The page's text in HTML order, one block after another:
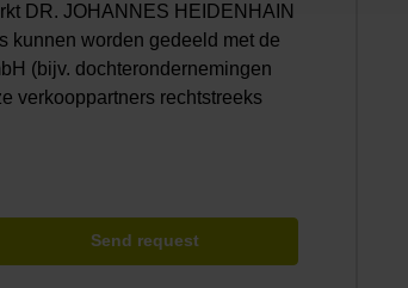
DR. JOHANNES HEIDENHAIN
kunnen worden gedeeld met de
(bijv. dochterondernemingen
verkooppartners rechtstreeks
Send request